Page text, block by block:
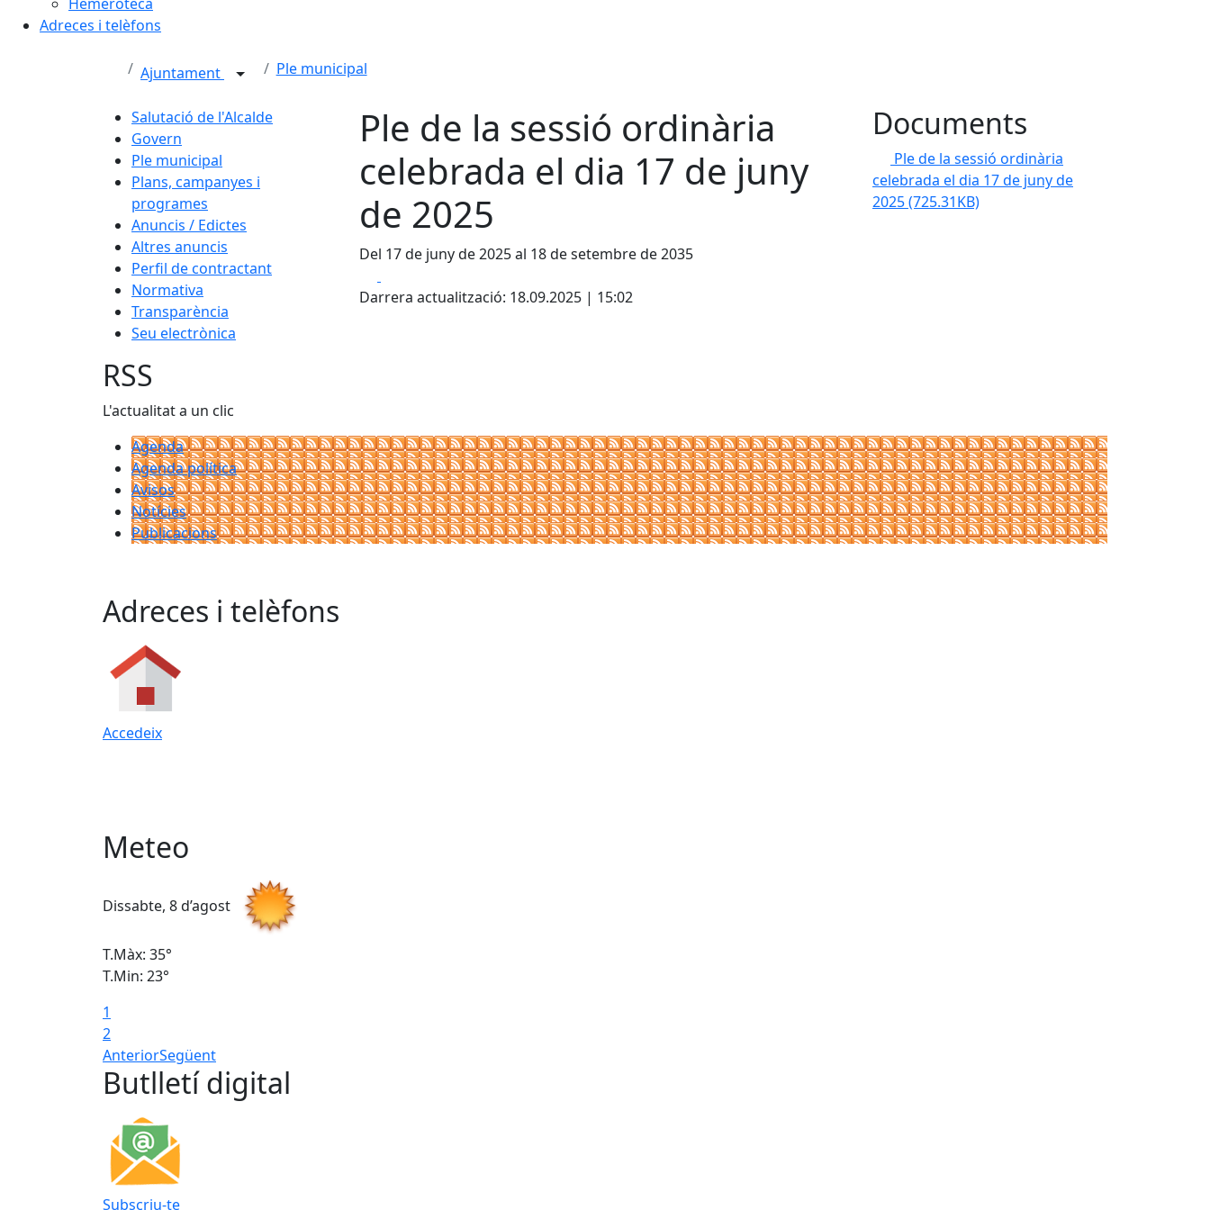
Adreces i telèfons
Ajuntament Ple municipal
Salutació de l'Alcalde
Govern
Ple municipal
Plans, campanyes i
programes
Anuncis / Edictes
Altres anuncis
Perfil de contractant
Normativa
Transparència
Seu electrònica
Ple de la sessió ordinària
celebrada el dia 17 de juny
de 2025
Del 17 de juny de 2025 al 18 de setembre de 2035
Darrera actualització: 18.09.2025 | 15:02
Documents
Ple de la sessió ordinària
celebrada el dia 17 de juny de
2025(725.31KB)
RSS
L'actualitat a un clic
Agenda
Agenda política
Avisos
Notícies
Publicacions
Adreces i telèfons
Accedeix
Meteo
Dissabte, 8 d’agost
T.Màx: 35°
T.Min: 23°
1
2
AnteriorSegüent
Butlletí digital
Subscriu-te